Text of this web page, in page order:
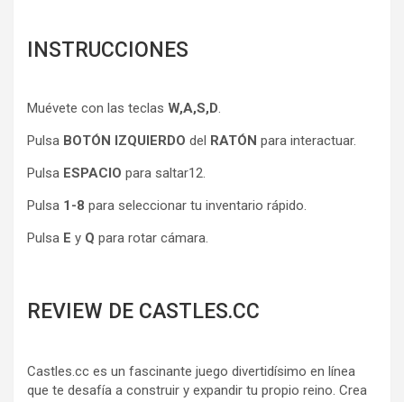
INSTRUCCIONES
Muévete con las teclas W,A,S,D.
Pulsa BOTÓN IZQUIERDO del RATÓN para interactuar.
Pulsa ESPACIO para saltar12.
Pulsa 1-8 para seleccionar tu inventario rápido.
Pulsa E y Q para rotar cámara.
REVIEW DE CASTLES.CC
Castles.cc es un fascinante juego divertidísimo en línea
que te desafía a construir y expandir tu propio reino. Crea